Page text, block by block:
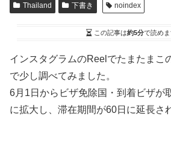
Thailand 下書き noindex
この記事は約5分で読めま
インスタグラムのReelでたまたまこ
で少し調べてみました。
6月1日からビザ免除国・到着ビザが
に拡大し、滞在期間が60日に延長さ